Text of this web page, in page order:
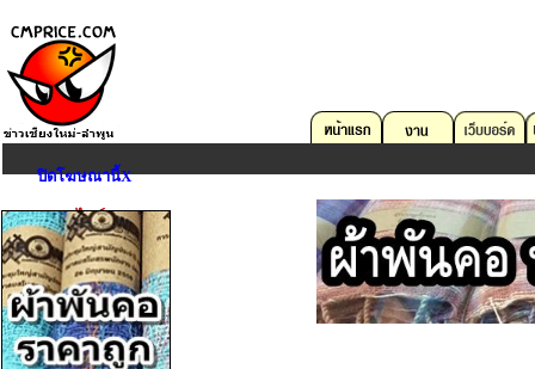
ตลาดออนไลน์
คอมพิวเตอร์
บริการด้าน IT
อสังหาริมทรัพย์«
ยานพาหนะ
งาน
ปิดโฆษณานี้X